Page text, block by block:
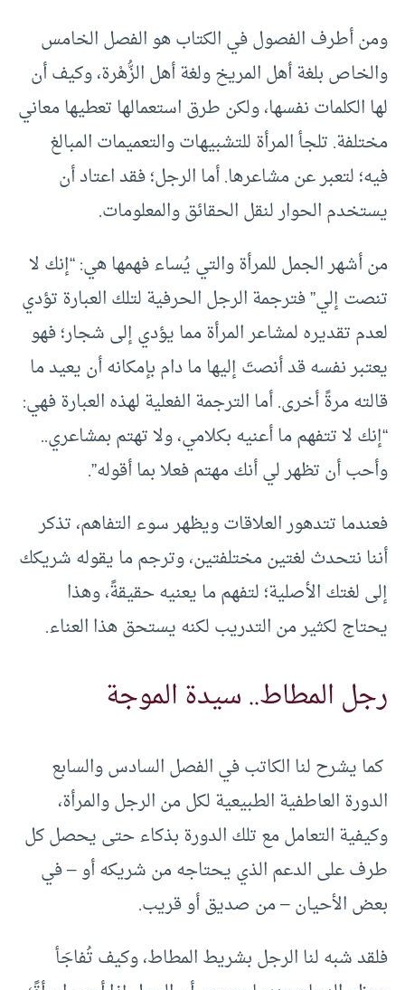
ومن أطرف الفصول في الكتاب هو الفصل الخامس
والخاص بلغة أهل المريخ ولغة أهل الزُّهْرة، وكيف أن
لها الكلمات نفسها، ولكن طرق استعمالها تعطيها معاني
مختلفة. تلجأ المرأة للتشبيهات والتعميمات المبالغ
فيه؛ لتعبر عن مشاعرها. أما الرجل؛ فقد اعتاد أن
يستخدم الحوار لنقل الحقائق والمعلومات.
من أشهر الجمل للمرأة والتي يُساء فهمها هي: “إنك لا
تنصت إلي” فترجمة الرجل الحرفية لتلك العبارة تؤدي
لعدم تقديره لمشاعر المرأة مما يؤدي إلى شجار؛ فهو
يعتبر نفسه قد أنصتَ إليها ما دام بإمكانه أن يعيد ما
قالته مرةً أخرى. أما الترجمة الفعلية لهذه العبارة فهي:
“إنك لا تتفهم ما أعنيه بكلامي، ولا تهتم بمشاعري..
وأحب أن تظهر لي أنك مهتم فعلا بما أقوله”.
فعندما تتدهور العلاقات ويظهر سوء التفاهم، تذكر
أننا نتحدث لغتين مختلفتين، وترجم ما يقوله شريكك
إلى لغتك الأصلية؛ لتفهم ما يعنيه حقيقةً، وهذا
يحتاج لكثير من التدريب لكنه يستحق هذا العناء.
رجل المطاط.. سيدة الموجة
كما يشرح لنا الكاتب في الفصل السادس والسابع
الدورة العاطفية الطبيعية لكل من الرجل والمرأة،
وكيفية التعامل مع تلك الدورة بذكاء حتى يحصل كل
طرف على الدعم الذي يحتاجه من شريكه أو – في
بعض الأحيان – من صديق أو قريب.
فلقد شبه لنا الرجل بشريط المطاط، وكيف تُفاجَأ